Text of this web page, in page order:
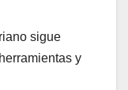
sigue
y